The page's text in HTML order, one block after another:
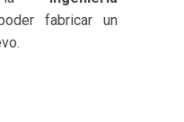
fabricar un